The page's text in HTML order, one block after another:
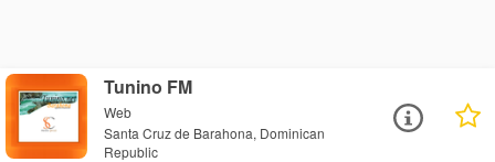
Tunino FM
Web
Santa Cruz de Barahona, Dominican
Republic